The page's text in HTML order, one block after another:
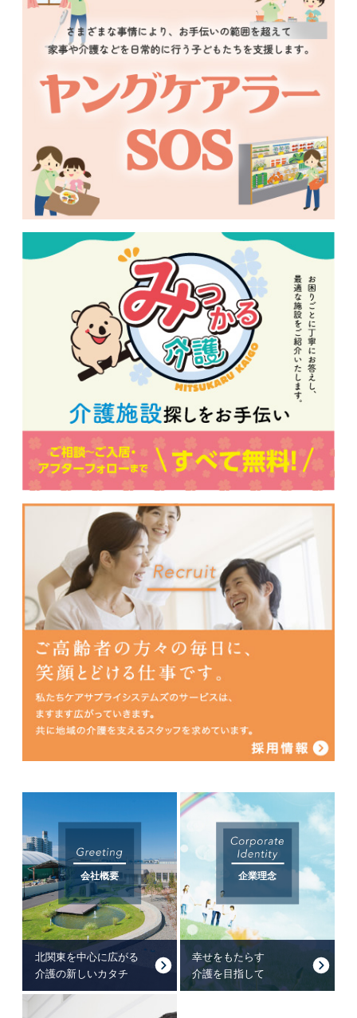
会社概要
北関東を中心に広がる
介護の新しいカタチ
企業理念
幸せをもたらす
介護を目指して